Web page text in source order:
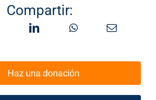
Compartir:
Haz una donación